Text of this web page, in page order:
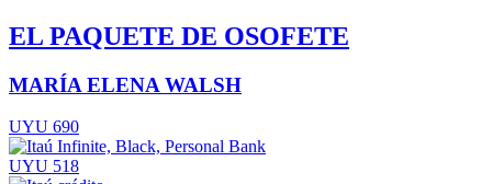
EL PAQUETE DE OSOFETE
MARÍA ELENA WALSH
UYU 690
UYU 518